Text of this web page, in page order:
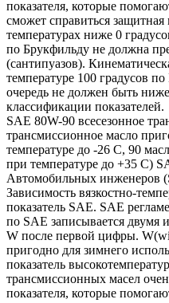
показателя, которые
сможет справиться
температурах ниже 0
по Брукфильду не должна
(сантипуазов).
температуре 100 градусов
очередь не должен быть
классификации показателей.
SAE 80W-90 всесезонное
трансмиссионное масло
температуре до -26 С, 90
при температуре до +35 С)
Автомобильных инженеров
Зависимость вязкостно-
показатель SAE. SAE
по SAE записывается двумя
W после первой цифры.
пригодно для зимнего
показатель
трансмиссионных масел
показателя, которые